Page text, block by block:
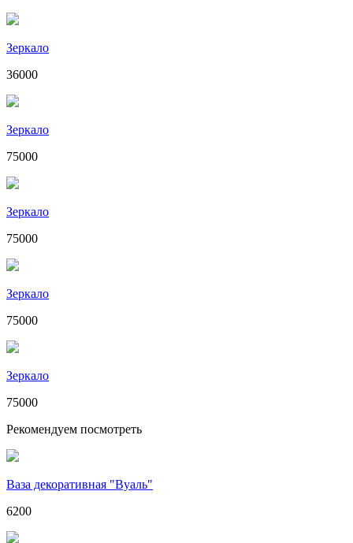
Зеркало
36000
Зеркало
75000
Зеркало
75000
Зеркало
75000
Зеркало
75000
Рекомендуем посмотреть
Ваза декоративная "Вуаль"
6200